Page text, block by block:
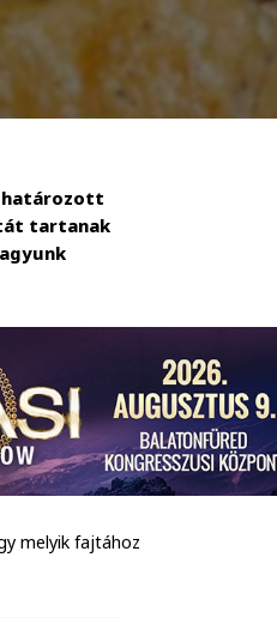
határozott
tartanak
melyik fajtához